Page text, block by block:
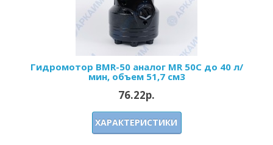
Гидромотор BMR-50 аналог MR 50C до 40 л/
мин, объем 51,7 см3
76.22р.
ХАРАКТЕРИСТИКИ